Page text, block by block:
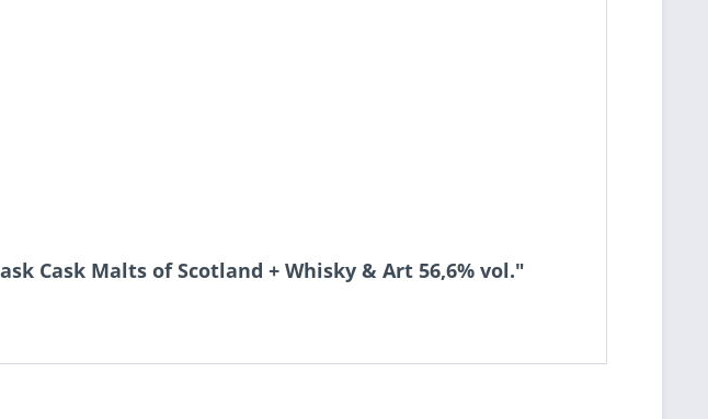
Cask Malts of Scotland + Whisky & Art 56,6% vol."